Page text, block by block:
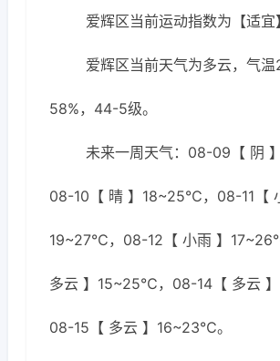
爱辉区当前运动指数为【适宜】
爱辉区当前天气为多云，气
58%，44-5级。
未来一周天气：08-09【 阴
08-10【 晴 】18~25℃，08-11【
19~27℃，08-12【 小雨 】
多云 】15~25℃，08-14【 多云
08-15【 多云 】16~23℃。